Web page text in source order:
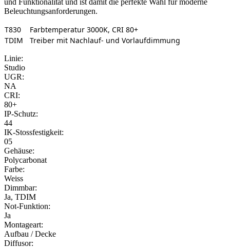
und Funktionalität und ist damit die perfekte Wahl für moderne
Beleuchtungsanforderungen.
T830
Farbtemperatur 3000K, CRI 80+
TDIM
Treiber mit Nachlauf- und Vorlaufdimmung
Linie:
Studio
UGR:
NA
CRI:
80+
IP-Schutz:
44
IK-Stossfestigkeit:
05
Gehäuse:
Polycarbonat
Farbe:
Weiss
Dimmbar:
Ja, TDIM
Not-Funktion:
Ja
Montageart:
Aufbau / Decke
Diffusor: